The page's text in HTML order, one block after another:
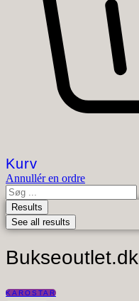
Kurv
Annullér en ordre
Search
...Results
See all results
Bukseoutlet.dk
KAROSTAR